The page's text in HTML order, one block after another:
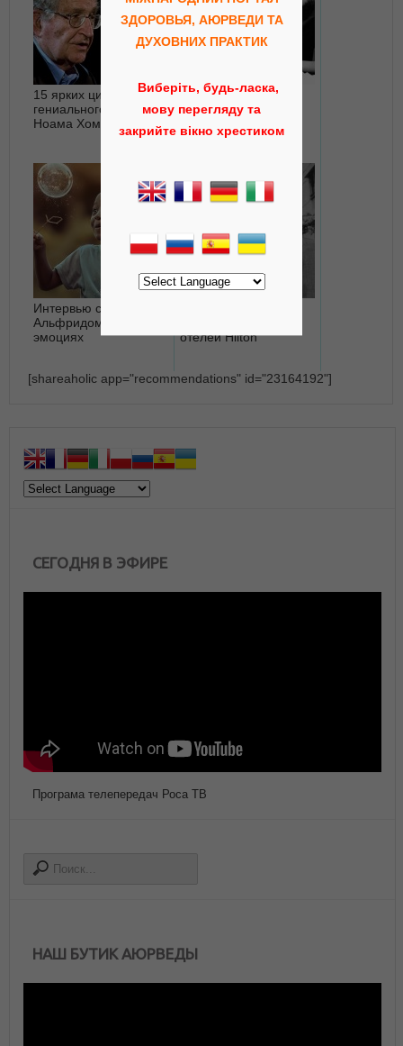
15 ярких цитат
гениального ученого
Ноама Хомского
Воображение не
значит ничего, если
тот, кто им наделен,
бездействует
Интервью с
Альфридом Лэнгле об
эмоциях
отелей Hilton
[shareaholic app="recommendations" id="23164192"]
СЕГОДНЯ В ЭФИРЕ
Програма телепередач Роса ТВ
НАШ БУТИК АЮРВЕДЫ
ЗДОРОВЬЯ, АЮРВЕДИ ТА
ДУХОВНИХ ПРАКТИК
Виберіть, будь-ласка,
мову перегляду та
закрийте вікно хрестиком